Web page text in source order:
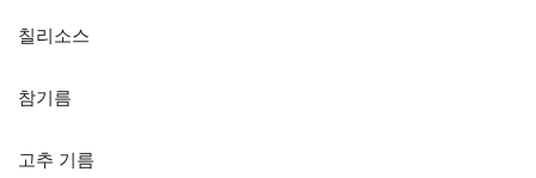
칠리소스
참기름
고추 기름